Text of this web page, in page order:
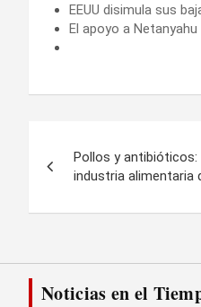
EEUU disimula sus
El apoyo a
de
entradas
Pollos y antibióticos:
industria alimentaria
Noticias en el